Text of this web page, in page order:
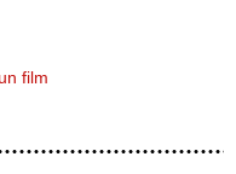
film